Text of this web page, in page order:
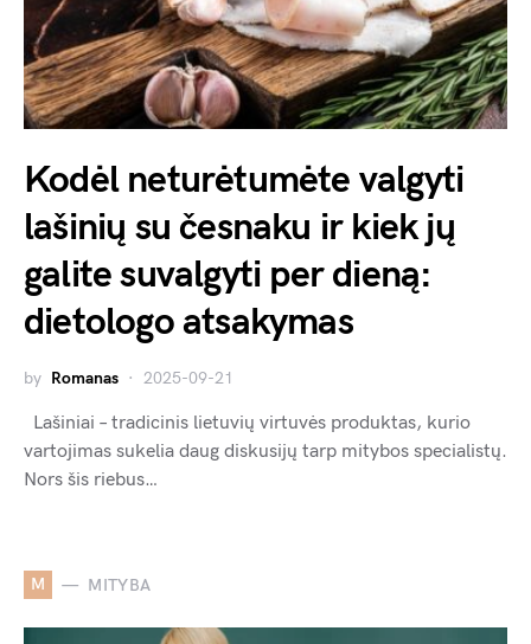
Kodėl neturėtumėte valgyti
lašinių su česnaku ir kiek jų
galite suvalgyti per dieną:
dietologo atsakymas
by Romanas 2025-09-21
Lašiniai – tradicinis lietuvių virtuvės produktas, kurio
vartojimas sukelia daug diskusijų tarp mitybos specialistų.
Nors šis riebus…
M MITYBA